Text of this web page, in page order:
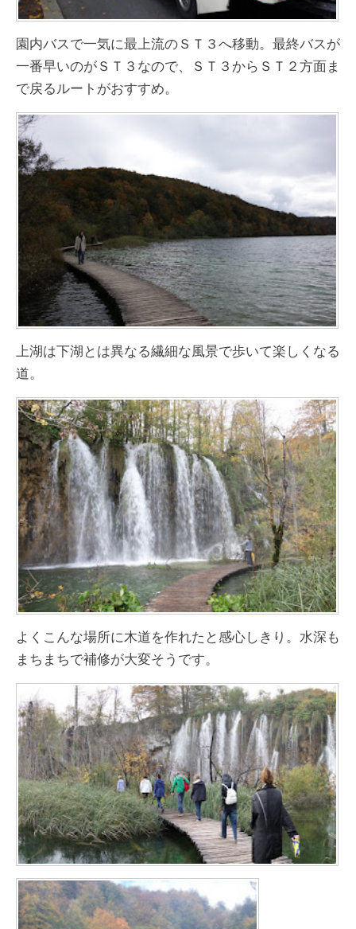
園内バスで一気に最上流のＳＴ３へ移動。最終バスが
一番早いのがＳＴ３なので、ＳＴ３からＳＴ２方面ま
で戻るルートがおすすめ。
上湖は下湖とは異なる繊細な風景で歩いて楽しくなる
道。
よくこんな場所に木道を作れたと感心しきり。水深も
まちまちで補修が大変そうです。